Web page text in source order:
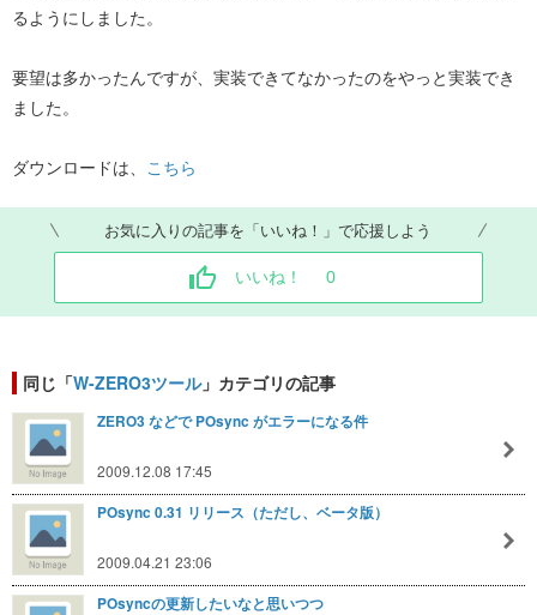
るようにしました。
要望は多かったんですが、実装できてなかったのをやっと実装でき
ました。
ダウンロードは、 こちら
お気に入りの記事を「いいね！」で応援しよう
いいね！ 0
同じ「W-ZERO3ツール」カテゴリの記事
ZERO3 などで POsync がエラーになる件
2009.12.08 17:45
POsync 0.31 リリース（ただし、ベータ版）
2009.04.21 23:06
POsyncの更新したいなと思いつつ